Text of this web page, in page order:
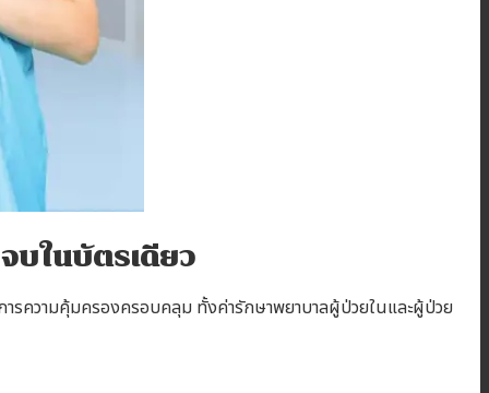
บในบัตรเดียว
รความคุ้มครองครอบคลุม ทั้งค่ารักษาพยาบาลผู้ป่วยในและผู้ป่วย